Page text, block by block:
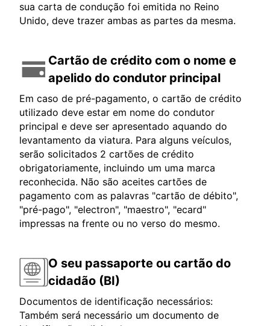
sua carta de condução foi emitida no Reino
Unido, deve trazer ambas as partes da mesma.
Cartão de crédito com o nome e
apelido do condutor principal
Em caso de pré-pagamento, o cartão de crédito
utilizado deve estar em nome do condutor
principal e deve ser apresentado aquando do
levantamento da viatura. Para alguns veículos,
serão solicitados 2 cartões de crédito
obrigatoriamente, incluindo um uma marca
reconhecida. Não são aceites cartões de
pagamento com as palavras "cartão de débito",
"pré-pago", "electron", "maestro", "ecard"
impressas na frente ou no verso do mesmo.
O seu passaporte ou cartão do
cidadão (BI)
Documentos de identificação necessários:
Também será necessário um documento de